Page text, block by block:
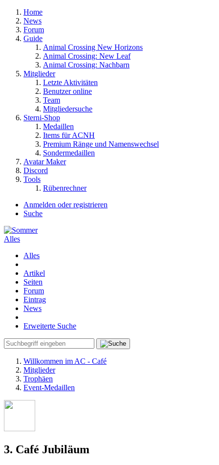
Home
News
Forum
Guide
Animal Crossing New Horizons
Animal Crossing: New Leaf
Animal Crossing: Nachbarn
Mitglieder
Letzte Aktivitäten
Benutzer online
Team
Mitgliedersuche
Sterni-Shop
Medaillen
Items für ACNH
Premium Ränge und Namenswechsel
Sondermedaillen
Avatar Maker
Discord
Tools
Rübenrechner
Anmelden oder registrieren
Suche
Alles
Alles
Artikel
Seiten
Forum
Eintrag
News
Erweiterte Suche
Willkommen im AC - Café
Mitglieder
Trophäen
Event-Medaillen
3. Café Jubiläum